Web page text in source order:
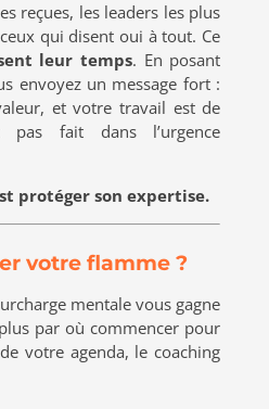
reçues, les leaders les plus
qui disent oui à tout. Ce
leur temps. En posant
envoyez un message fort :
et votre travail est de
fait dans l’urgence
protéger son expertise.
votre flamme ?
mentale vous gagne
par où commencer pour
votre agenda, le coaching